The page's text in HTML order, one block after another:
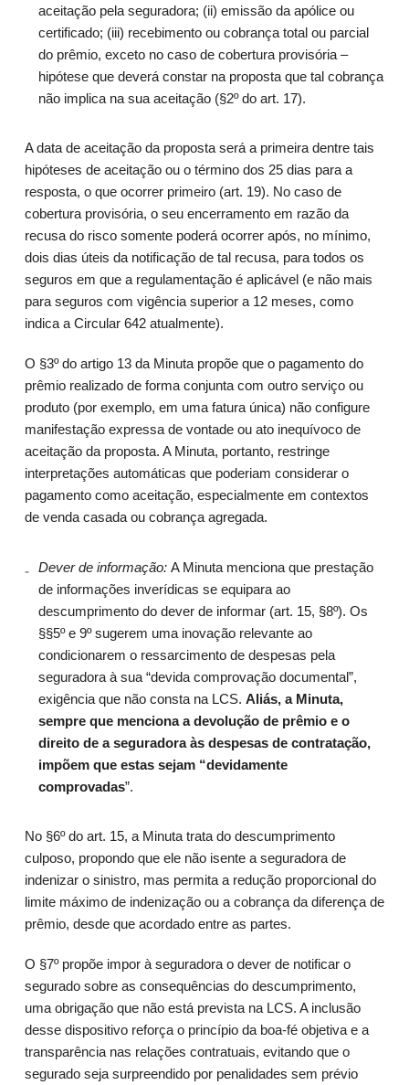
aceitação pela seguradora; (ii) emissão da apólice ou
certificado; (iii) recebimento ou cobrança total ou parcial
do prêmio, exceto no caso de cobertura provisória –
hipótese que deverá constar na proposta que tal cobrança
não implica na sua aceitação (§2º do art. 17).
A data de aceitação da proposta será a primeira dentre tais
hipóteses de aceitação ou o término dos 25 dias para a
resposta, o que ocorrer primeiro (art. 19). No caso de
cobertura provisória, o seu encerramento em razão da
recusa do risco somente poderá ocorrer após, no mínimo,
dois dias úteis da notificação de tal recusa, para todos os
seguros em que a regulamentação é aplicável (e não mais
para seguros com vigência superior a 12 meses, como
indica a Circular 642 atualmente).
O §3º do artigo 13 da Minuta propõe que o pagamento do
prêmio realizado de forma conjunta com outro serviço ou
produto (por exemplo, em uma fatura única) não configure
manifestação expressa de vontade ou ato inequívoco de
aceitação da proposta. A Minuta, portanto, restringe
interpretações automáticas que poderiam considerar o
pagamento como aceitação, especialmente em contextos
de venda casada ou cobrança agregada.
Dever de informação:A Minuta menciona que prestação
de informações inverídicas se equipara ao
descumprimento do dever de informar (art. 15, §8º). Os
§§5º e 9º sugerem uma inovação relevante ao
condicionarem o ressarcimento de despesas pela
seguradora à sua “devida comprovação documental”,
exigência que não consta na LCS.Aliás, a Minuta,
sempre que menciona a devolução de prêmio e o
direito de a seguradora às despesas de contratação,
impõem que estas sejam “devidamente
comprovadas”.
No §6º do art. 15, a Minuta trata do descumprimento
culposo, propondo que ele não isente a seguradora de
indenizar o sinistro, mas permita a redução proporcional do
limite máximo de indenização ou a cobrança da diferença de
prêmio, desde que acordado entre as partes.
O §7º propõe impor à seguradora o dever de notificar o
segurado sobre as consequências do descumprimento,
uma obrigação que não está prevista na LCS. A inclusão
desse dispositivo reforça o princípio da boa-fé objetiva e a
transparência nas relações contratuais, evitando que o
segurado seja surpreendido por penalidades sem prévio